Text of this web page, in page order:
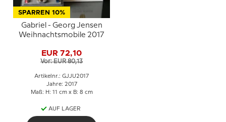
SPARREN 10%
Gabriel - Georg Jensen
Weihnachtsmobile 2017
EUR 72,10
Vor: EUR 80,13
Artikelnr.: GJJU2017
Jahre: 2017
Maß: H: 11 cm x B: 8 cm
AUF LAGER